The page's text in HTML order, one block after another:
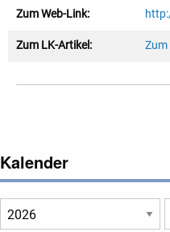
Zum Web-Link:
Zum LK-Artikel: Zum
Kalender